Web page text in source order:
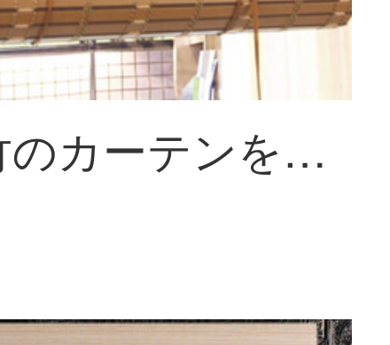
世軒は竹のカーテンを模して、防水防火防カビカーテンを遮光し、客間の仕切り式昇降門のカーテンPVC日本式禅意古典カーテン防火防水防カビD項（一幅1.8メートル未満）